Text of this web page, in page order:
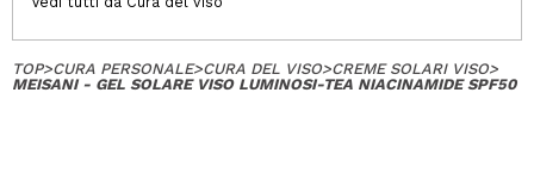
TOP>CURA PERSONALE>CURA DEL VISO>CREME SOLARI VISO>
MEISANI - GEL SOLARE VISO LUMINOSI-TEA NIACINAMIDE SPF50